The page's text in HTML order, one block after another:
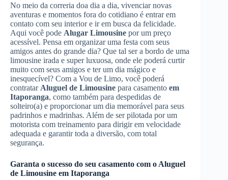
No meio da correria doa dia a dia, vivenciar novas
aventuras e momentos fora do cotidiano é entrar em
contato com seu interior e ir em busca da felicidade.
Aqui você pode Alugar Limousine por um preço
acessível. Pensa em organizar uma festa com seus
amigos antes do grande dia? Que tal ser a bordo de uma
limousine irada e super luxuosa, onde ele poderá curtir
muito com seus amigos e ter um dia mágico e
inesquecível? Com a Vou de Limo, você poderá
contratar Aluguel de Limousine para casamento em
Itaporanga, como também para despedidas de
solteiro(a) e proporcionar um dia memorável para seus
padrinhos e madrinhas. Além de ser pilotada por um
motorista com treinamento para dirigir em velocidade
adequada e garantir toda a diversão, com total
segurança.
Garanta o sucesso do seu casamento com o Aluguel
de Limousine em Itaporanga